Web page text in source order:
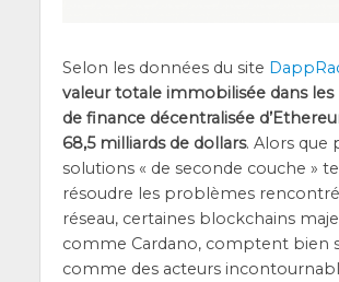
Selon les don­nées du site
valeur totale immo­bi­li­sée dans les
de finance décen­tra­li­sée
68,5 mil­liards de dol­lars. Alors que
solu­tions « de seconde couche »
résoudre les pro­blèmes
réseau, cer­taines blo­ck­chains
comme Car­da­no, comptent bien
comme des acteurs